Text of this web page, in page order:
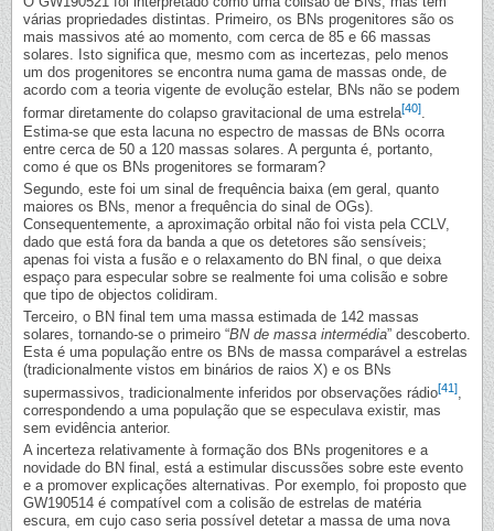
várias propriedades distintas. Primeiro, os BNs progenitores são os
mais massivos até ao momento, com cerca de 85 e 66 massas
solares. Isto significa que, mesmo com as incertezas, pelo menos
um dos progenitores se encontra numa gama de massas onde, de
acordo com a teoria vigente de evolução estelar, BNs não se podem
formar diretamente do colapso gravitacional de uma estrela[40].
Estima-se que esta lacuna no espectro de massas de BNs ocorra
entre cerca de 50 a 120 massas solares. A pergunta é, portanto,
como é que os BNs progenitores se formaram?
Segundo, este foi um sinal de frequência baixa (em geral, quanto
maiores os BNs, menor a frequência do sinal de OGs).
Consequentemente, a aproximação orbital não foi vista pela CCLV,
dado que está fora da banda a que os detetores são sensíveis;
apenas foi vista a fusão e o relaxamento do BN final, o que deixa
espaço para especular sobre se realmente foi uma colisão e sobre
que tipo de objectos colidiram.
Terceiro, o BN final tem uma massa estimada de 142 massas
solares, tornando-se o primeiro “BN de massa intermédia” descoberto.
Esta é uma população entre os BNs de massa comparável a estrelas
(tradicionalmente vistos em binários de raios X) e os BNs
supermassivos, tradicionalmente inferidos por observações rádio[41],
correspondendo a uma população que se especulava existir, mas
sem evidência anterior.
A incerteza relativamente à formação dos BNs progenitores e a
novidade do BN final, está a estimular discussões sobre este evento
e a promover explicações alternativas. Por exemplo, foi proposto que
GW190514 é compatível com a colisão de estrelas de matéria
escura, em cujo caso seria possível detetar a massa de uma nova